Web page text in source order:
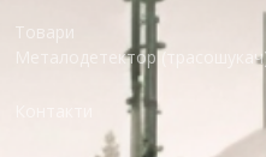
Товари
Металодетектор